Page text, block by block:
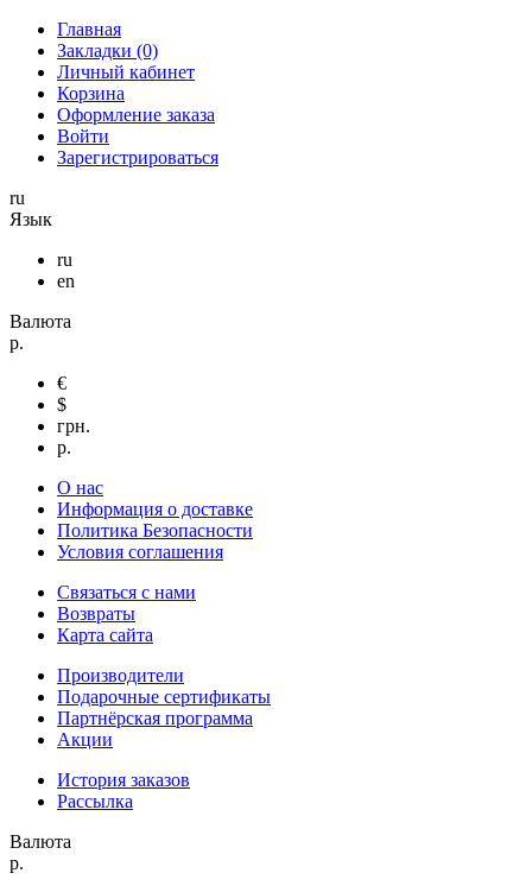
Главная
Закладки (0)
Личный кабинет
Корзина
Оформление заказа
Войти
Зарегистрироваться
ru
Язык
ru
en
Валюта
р.
€
$
грн.
р.
О нас
Информация о доставке
Политика Безопасности
Условия соглашения
Связаться с нами
Возвраты
Карта сайта
Производители
Подарочные сертификаты
Партнёрская программа
Акции
История заказов
Рассылка
Валюта
р.